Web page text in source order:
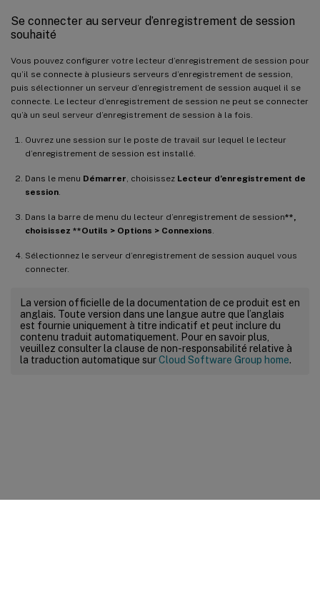
Se connecter au serveur d’enregistrement de session
souhaité
Vous pouvez configurer votre lecteur d’enregistrement de session pour
qu’il se connecte à plusieurs serveurs d’enregistrement de session,
puis sélectionner un serveur d’enregistrement de session auquel il se
connecte. Le lecteur d’enregistrement de session ne peut se connecter
qu’à un seul serveur d’enregistrement de session à la fois.
Ouvrez une session sur le poste de travail sur lequel le lecteur
d’enregistrement de session est installé.
Dans le menu Démarrer , choisissez Lecteur d’enregistrement de
session
Dans la barre de menu du lecteur d’enregistrement de session**,
choisissez **Outils > Options > Connexions
Sélectionnez le serveur d’enregistrement de session auquel vous
connecter.
La version officielle de la documentation de ce produit est en
anglais. Toute version dans une langue autre que l’anglais
est fournie uniquement à titre indicatif et peut inclure du
contenu traduit automatiquement. Pour en savoir plus,
veuillez consulter la clause de non-responsabilité relative à
la traduction automatique surCloud Software Group home.